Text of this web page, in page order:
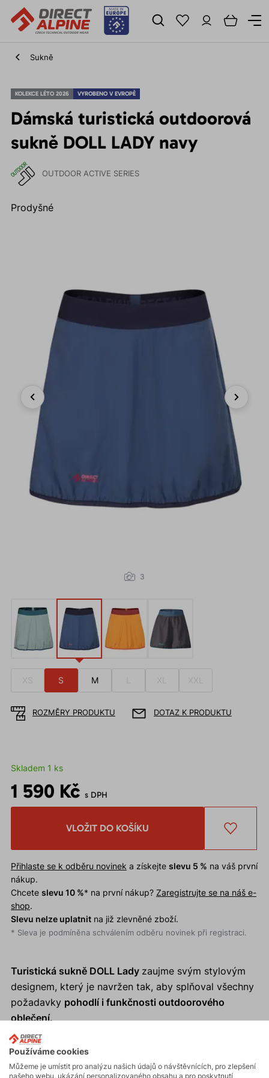
Sukně
KOLEKCE LÉTO 2026 VYROBENO V EVROPĚ
Dámská turistická outdoorová
sukně DOLL LADY navy
OUTDOOR ACTIVE SERIES
Prodyšné
Previous Next
3
XS S M XL XXL
ROZMĚRY PRODUKTU DOTAZ K PRODUKTU
Skladem 1 ks
1 590 Kč s DPH
VLOŽIT DO KOŠÍKU
Přihlaste se k odběru novinek a získejte slevu 5 % na váš první
nákup.
Chcete slevu 10 %* na první nákup? Zaregistrujte se na náš e-
shop.
Slevu nelze uplatnitna již zlevněné zboží.
* Sleva je podmíněna schválením odběru novinek při registraci.
Turistická sukně DOLL Lady zaujme svým stylovým
designem, který je navržen tak, aby splňoval všechny
požadavky pohodlí i funkčnosti outdoorového
oblečení.
Proč si koupit turistickou sukni DOLL Lady?
Elegantní a funkční design.
Používáme cookies
Můžeme je umístit pro analýzu našich údajů o návštěvnících, pro zlepšení
našeho webu, ukázání personalizovaného obsahu a pro poskytnutí